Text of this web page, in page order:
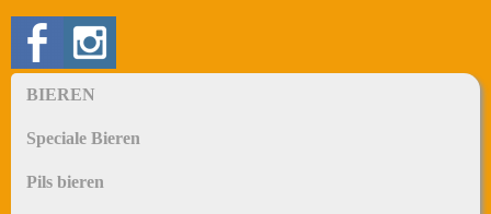
BIEREN
Speciale Bieren
Pils bieren